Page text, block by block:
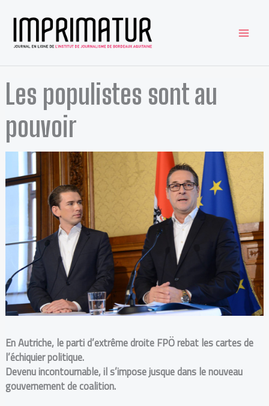
Les populistes sont au
pouvoir
En Autriche, le parti d’extrême droite FPÖ rebat les cartes de
l’échiquier politique.
Devenu incontournable, il s’impose jusque dans le nouveau
gouvernement de coalition.